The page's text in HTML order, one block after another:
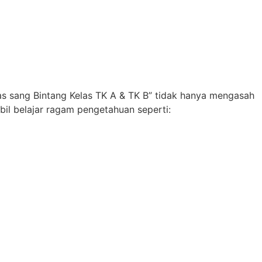
Bintang Kelas TK A & TK B” tidak hanya mengasah
belajar ragam pengetahuan seperti: